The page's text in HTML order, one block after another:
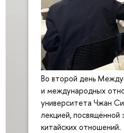
Во второй день
и международных
университета Чжан
лекцией,
китайских отношений.